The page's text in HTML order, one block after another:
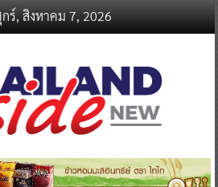
ร์, สิงหาคม 7, 2026